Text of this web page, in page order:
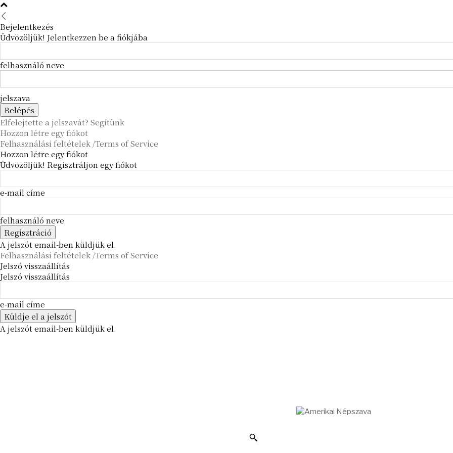
Bejelentkezés
Üdvözöljük! Jelentkezzen be a fiókjába
felhasználó neve
jelszava
Elfelejtette a jelszavát? Segítünk
Hozzon létre egy fiókot
Felhasználási feltételek /Terms of Service
Hozzon létre egy fiókot
Üdvözöljük! Regisztráljon egy fiókot
e-mail címe
felhasználó neve
A jelszót email-ben küldjük el.
Felhasználási feltételek /Terms of Service
Jelszó visszaállítás
Jelszó visszaállítás
e-mail címe
A jelszót email-ben küldjük el.